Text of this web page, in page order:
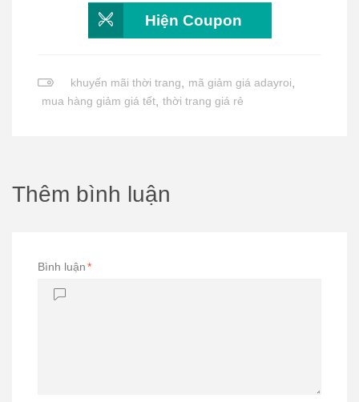
Hiện Coupon
khuyến mãi thời trang, mã giảm giá adayroi,
mua hàng giảm giá tết, thời trang giá rẻ
Thêm bình luận
Bình luận*